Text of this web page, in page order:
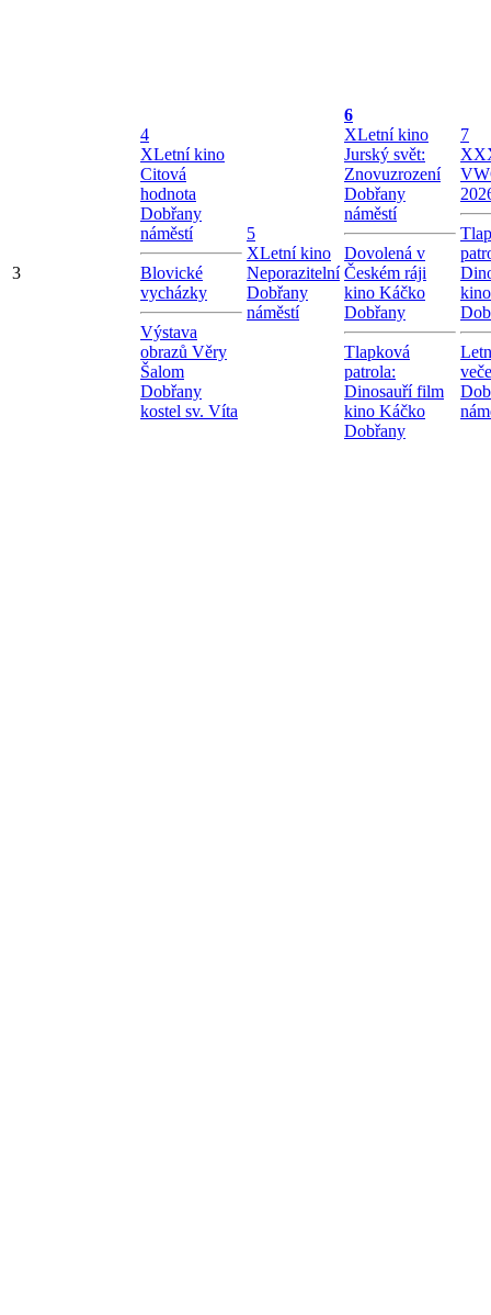
3
4
XLetní kino
Citová
hodnota
Dobřany
náměstí
Blovické
vycházky
Výstava
obrazů Věry
Šalom
Dobřany
kostel sv. Víta
5
XLetní kino
Neporazitelní
Dobřany
náměstí
6
XLetní kino
Jurský svět:
Znovuzrození
Dobřany
náměstí
Dovolená v
Českém ráji
kino Káčko
Dobřany
Tlapková
patrola:
Dinosauří film
kino Káčko
Dobřany
7
X